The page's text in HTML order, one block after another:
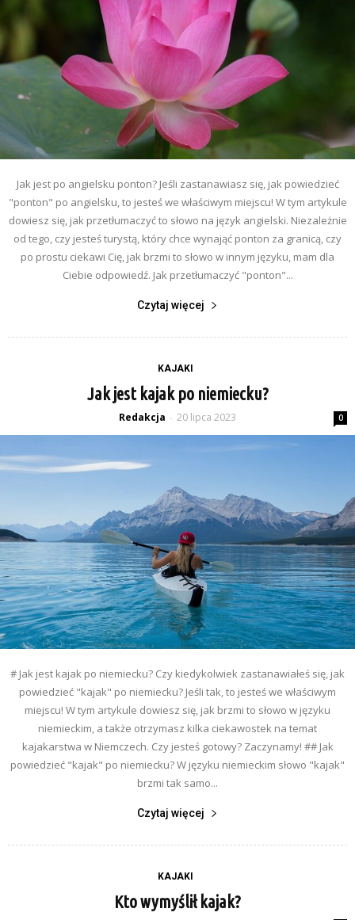
Jak jest po angielsku ponton? Jeśli zastanawiasz się, jak powiedzieć
"ponton" po angielsku, to jesteś we właściwym miejscu! W tym artykule
dowiesz się, jak przetłumaczyć to słowo na język angielski. Niezależnie
od tego, czy jesteś turystą, który chce wynająć ponton za granicą, czy
po prostu ciekawi Cię, jak brzmi to słowo w innym języku, mam dla
Ciebie odpowiedź. Jak przetłumaczyć "ponton"...
Czytaj więcej
KAJAKI
Jak jest kajak po niemiecku?
Redakcja - 20 lipca 2023 0
# Jak jest kajak po niemiecku? Czy kiedykolwiek zastanawiałeś się, jak
powiedzieć "kajak" po niemiecku? Jeśli tak, to jesteś we właściwym
miejscu! W tym artykule dowiesz się, jak brzmi to słowo w języku
niemieckim, a także otrzymasz kilka ciekawostek na temat
kajakarstwa w Niemczech. Czy jesteś gotowy? Zaczynamy! ## Jak
powiedzieć "kajak" po niemiecku? W języku niemieckim słowo "kajak"
brzmi tak samo...
Czytaj więcej
KAJAKI
Kto wymyślił kajak?